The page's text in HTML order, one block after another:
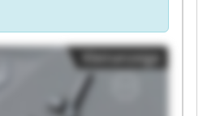
Kleinanzeige